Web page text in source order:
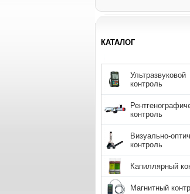
КАТАЛОГ
Ультразвуковой
контроль
контроль
Визуально-
контроль
Капиллярный
Магнитный